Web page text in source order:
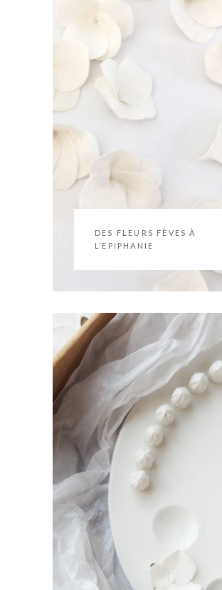
DES FLEURS FÈVES À
L’EPIPHANIE